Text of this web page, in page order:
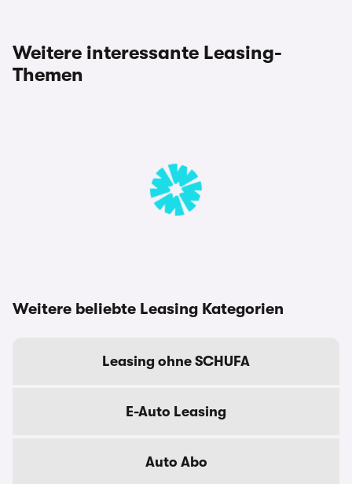
Weitere interessante Leasing-
Themen
Weitere beliebte Leasing Kategorien
Leasing ohne SCHUFA
E-Auto Leasing
Auto Abo